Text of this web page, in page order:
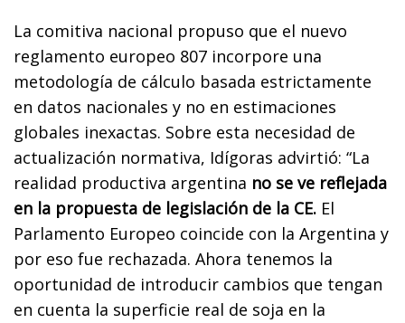
La comitiva nacional propuso que el nuevo
reglamento europeo 807 incorpore una
metodología de cálculo basada estrictamente
en datos nacionales y no en estimaciones
globales inexactas. Sobre esta necesidad de
actualización normativa, Idígoras advirtió: “La
realidad productiva argentina no se ve reflejada
en la propuesta de legislación de la CE. El
Parlamento Europeo coincide con la Argentina y
por eso fue rechazada. Ahora tenemos la
oportunidad de introducir cambios que tengan
en cuenta la superficie real de soja en la